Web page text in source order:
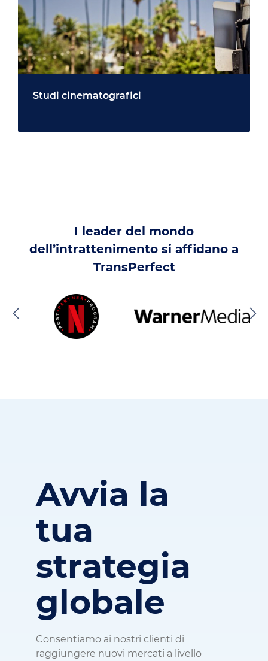
Studi cinematografici
I leader del mondo
dell’intrattenimento si affidano a
TransPerfect
Avvia la
tua
strategia
globale
Consentiamo ai nostri clienti di
raggiungere nuovi mercati a livello